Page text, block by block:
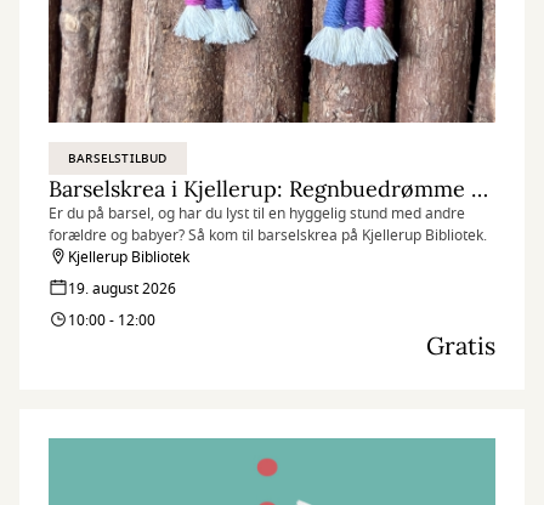
BARSELSTILBUD
Barselskrea i Kjellerup: Regnbuedrømme til babyværelset
Er du på barsel, og har du lyst til en hyggelig stund med andre
forældre og babyer? Så kom til barselskrea på Kjellerup Bibliotek.
Kjellerup Bibliotek
19. august 2026
10:00 - 12:00
Gratis